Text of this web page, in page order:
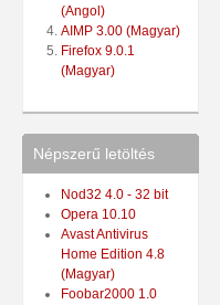
(Angol)
AIMP 3.00 (Magyar)
Firefox 9.0.1
(Magyar)
Népszerű letöltés
Nod32 4.0 - 32 bit
Opera 10.10
Avast Antivirus
Home Edition 4.8
(Magyar)
Foobar2000 1.0